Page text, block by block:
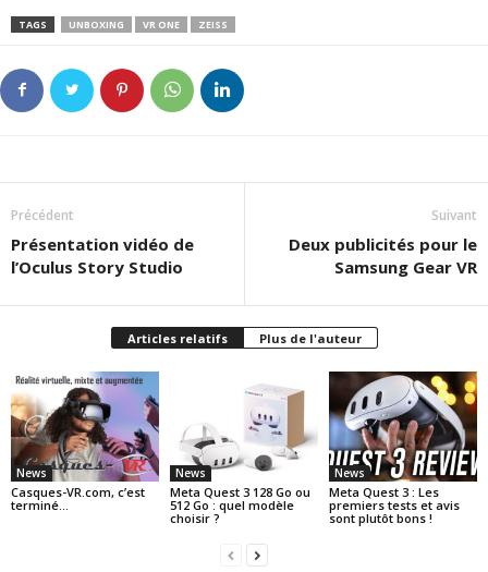
TAGS UNBOXING VR ONE ZEISS
Précédent
Présentation vidéo de
l’Oculus Story Studio
Suivant
Deux publicités pour le
Samsung Gear VR
Articles relatifs Plus de l'auteur
News
Casques-VR.com, c’est
terminé…
News
Meta Quest 3 128 Go ou
512 Go : quel modèle
choisir ?
News
Meta Quest 3 : Les
premiers tests et avis
sont plutôt bons !